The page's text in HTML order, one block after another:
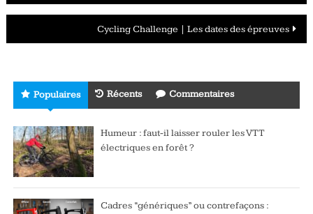
des
articles
Cycling Challenge | Les dates des épreuves
Populaires Récents Commentaires
Humeur : faut-il laisser rouler les VTT
électriques en forêt ?
Cadres “génériques” ou contrefaçons :